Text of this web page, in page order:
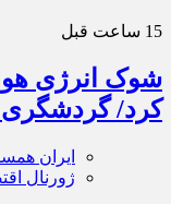
15 ساعت قبل
شوک انرژی
کرد/ گردشگری
ایران
ژورنال